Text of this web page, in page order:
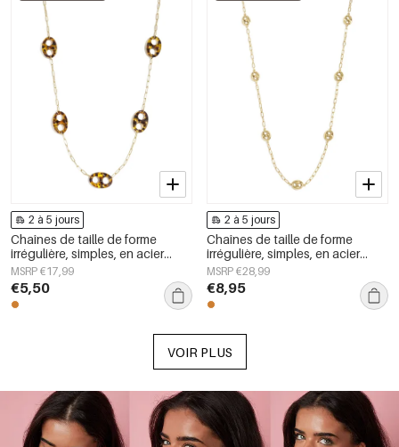
2 à 5 jours
Chaînes de taille de forme
irrégulière, simples, en acier
inoxydable, accessoires du
quotidien
MSRP €17,99
€5,50
2 à 5 jours
Chaînes de taille de forme
irrégulière, simples, en acier
inoxydable, accessoires du
quotidien
MSRP €28,99
€8,95
VOIR PLUS